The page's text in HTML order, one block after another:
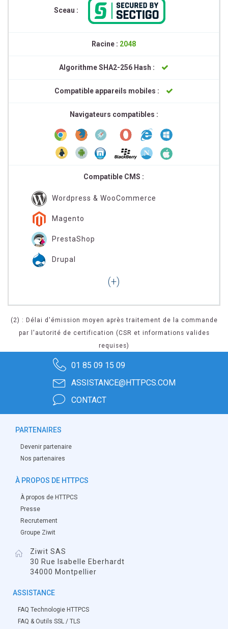
Sceau :
Racine : 2048
Algorithme SHA2-256 Hash :
Compatible appareils mobiles :
Navigateurs compatibles :
Compatible CMS :
Wordpress & WooCommerce
Magento
PrestaShop
Drupal
(2) : Délai d'émission moyen après traitement de la commande
par l'autorité de certification (CSR et informations valides
requises)
01 85 09 15 09
ASSISTANCE@HTTPCS.COM
CONTACT
PARTENAIRES
Devenir partenaire
Nos partenaires
À PROPOS DE HTTPCS
À propos de HTTPCS
Presse
Recrutement
Groupe Ziwit
Ziwit SAS
30 Rue Isabelle Eberhardt
34000 Montpellier
ASSISTANCE
FAQ Technologie HTTPCS
FAQ & Outils SSL / TLS